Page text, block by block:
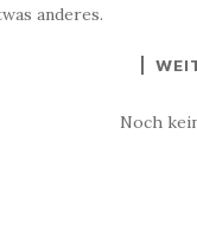
anderes.
Noch